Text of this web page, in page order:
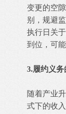
变更的空
别，规避
执行日关
到位，可
3.履约义
随着产业
式下的收